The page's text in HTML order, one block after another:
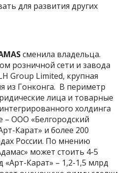
для развития других
сменила владельца.
розничной сети и завода
Group Limited, крупная
из Гонконга. В периметр
лица и товарные
холдинга
– ООО «Белгородский
Карат» и более 200
России. По мнению
может стоить 4-5
«Арт-Карат» – 1,2-1,5 млрд